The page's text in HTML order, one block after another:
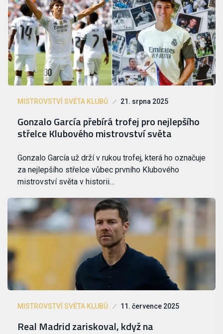
MISTROVSTVÍ SVĚTA KLUBŮ 21. srpna 2025
Gonzalo García přebírá trofej pro nejlepšího
střelce Klubového mistrovství světa
Gonzalo García už drží v rukou trofej, která ho označuje
za nejlepšího střelce vůbec prvního Klubového
mistrovství světa v historii…
MISTROVSTVÍ SVĚTA KLUBŮ 11. července 2025
Real Madrid zariskoval, když na